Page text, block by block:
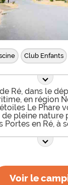
Club Enfants
Ré, dans le
en région
Le Phare
pleine nature
Portes en Ré, à
la Loge. Dans
pourrez
mobil-homes
loger
Voir le